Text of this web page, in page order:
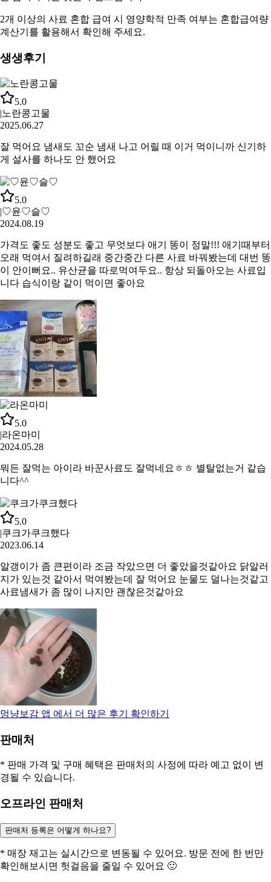
2개 이상의 사료 혼합 급여 시 영양학적 만족 여부는 혼합급여량
계산기 를 활용해서 확인해 주세요.
생생후기
5.0
|노란콩고물
2025.06.27
잘 먹어요 냄새도 꼬순 냄새 나고 어릴 때 이거 먹이니까 신기하
게 설사를 하나도 안 했어요
5.0
|♡윤♡슬♡
2024.08.19
가격도 좋도 성분도 좋고 무엇보다 애기 똥이 정말!!! 애기때부터
오래 먹여서 질려하길래 중간중간 다른 사료 바꿔봤는데 대번 똥
이 안이뻐요.. 유산균을 따로먹여두요.. 항상 되돌아오는 사료입
니다 습식이랑 같이 먹이면 좋아요
5.0
|라온마미
2024.05.28
뭐든 잘먹는 아이라 바꾼사료도 잘먹네요ㅎㅎ 별탈없는거 같습
니다^^
5.0
|쿠크가쿠크했다
2023.06.14
알갱이가 좀 큰편이라 조금 작았으면 더 좋았을것같아요 닭알러
지가 있는것 같아서 먹여봤는데 잘 먹어요 눈물도 덜나는것같고
사료냄새가 좀 많이 나지만 괜찮은것같아요
멍냥보감 앱 에서 더 많은 후기 확인하기
판매처
* 판매 가격 및 구매 혜택은 판매처의 사정에 따라 예고 없이 변
경될 수 있습니다.
오프라인 판매처
판매처 등록은 어떻게 하나요?
* 매장 재고는 실시간으로 변동될 수 있어요. 방문 전에 한 번만
확인해보시면 헛걸음을 줄일 수 있어요 🙂